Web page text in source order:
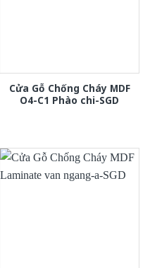
Cửa Gỗ Chống Cháy MDF
O4-C1 Phào chi-SGD